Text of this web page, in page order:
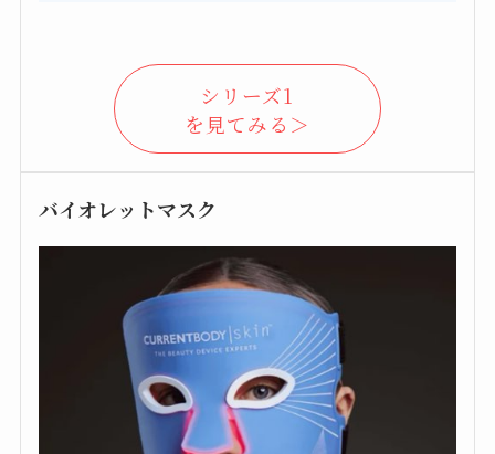
シリーズ1
を見てみる＞
バイオレットマスク